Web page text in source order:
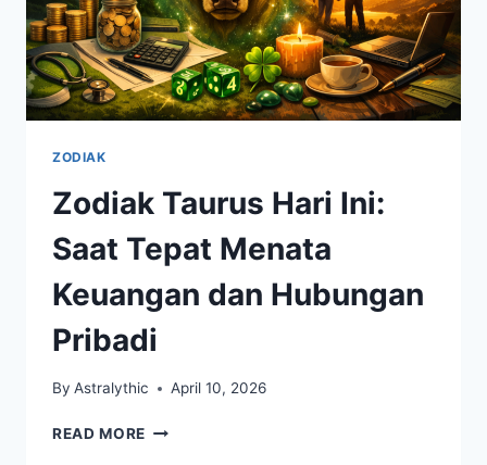
ZODIAK
Zodiak Taurus Hari Ini:
Saat Tepat Menata
Keuangan dan Hubungan
Pribadi
By Astralythic April 10, 2026
READ MORE ZODIAK